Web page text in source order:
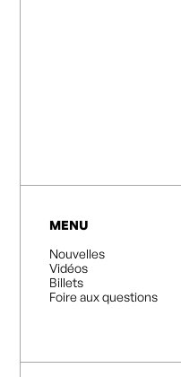
MENU
Nouvelles
Vidéos
Billets
Foire aux questions